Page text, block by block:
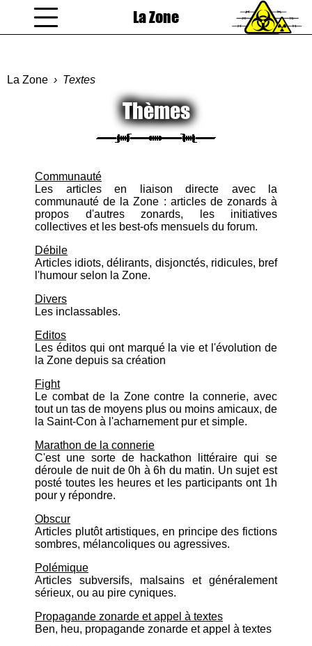
La Zone
La Zone Textes
Thèmes
Communauté
Les articles en liaison directe avec la
communauté de la Zone : articles de zonards à
propos d'autres zonards, les initiatives
collectives et les best-ofs mensuels du forum.
Débile
Articles idiots, délirants, disjonctés, ridicules, bref
l'humour selon la Zone.
Divers
Les inclassables.
Editos
Les éditos qui ont marqué la vie et l'évolution de
la Zone depuis sa création
Fight
Le combat de la Zone contre la connerie, avec
tout un tas de moyens plus ou moins amicaux, de
la Saint-Con à l'acharnement pur et simple.
Marathon de la connerie
C'est une sorte de hackathon littéraire qui se
déroule de nuit de 0h à 6h du matin. Un sujet est
posté toutes les heures et les participants ont 1h
pour y répondre.
Obscur
Articles plutôt artistiques, en principe des fictions
sombres, mélancoliques ou agressives.
Polémique
Articles subversifs, malsains et généralement
sérieux, ou au pire cyniques.
Propagande zonarde et appel à textes
Ben, heu, propagande zonarde et appel à textes